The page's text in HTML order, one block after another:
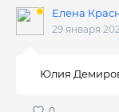
Елена
29 января
Юлия